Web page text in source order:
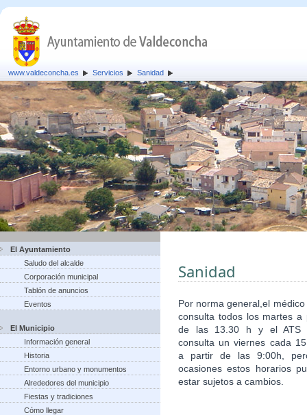
www.valdeconcha.es Servicios Sanidad
El Ayuntamiento
Saludo del alcalde
Corporación municipal
Tablón de anuncios
Eventos
El Municipio
Información general
Historia
Entorno urbano y monumentos
Alrededores del municipio
Fiestas y tradiciones
Cómo llegar
Sanidad
Por norma general,el
consulta todos los martes a
de las 13.30 h y el ATS
consulta un viernes cada
a partir de las 9:00h,
ocasiones estos horarios
estar sujetos a cambios.